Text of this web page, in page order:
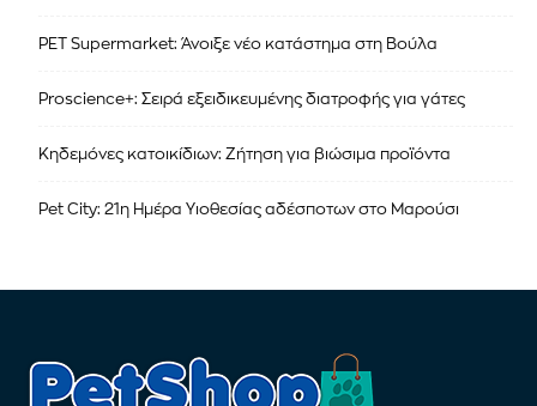
PET Supermarket: Άνοιξε νέο κατάστημα στη Βούλα
Proscience+: Σειρά εξειδικευμένης διατροφής για γάτες
Κηδεμόνες κατοικίδιων: Ζήτηση για βιώσιμα προϊόντα
Pet City: 21η Ημέρα Υιοθεσίας αδέσποτων στο Μαρούσι